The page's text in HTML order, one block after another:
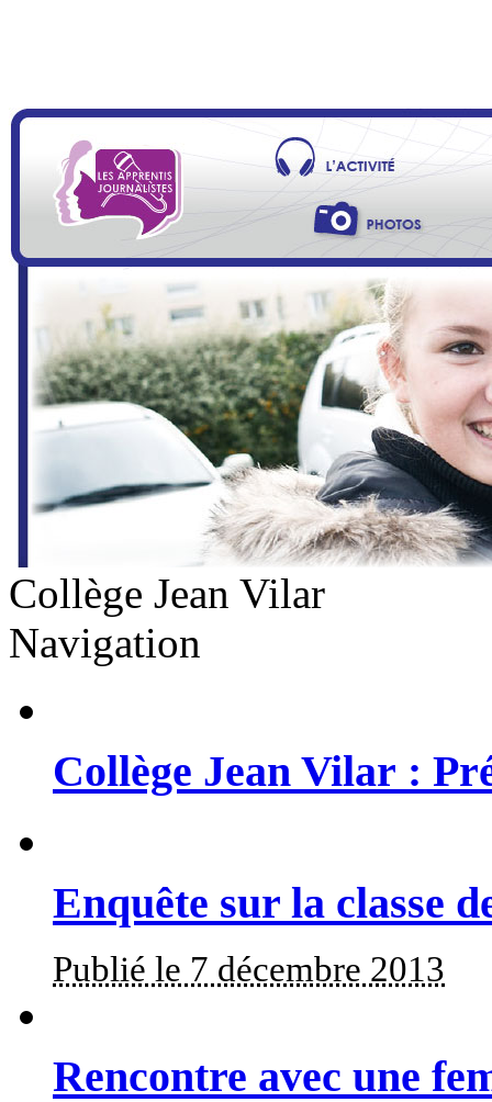
Collège Jean Vilar
Navigation
Collège Jean Vilar :
Enquête sur la classe
Publié le 7 décembre 2013
Rencontre avec une